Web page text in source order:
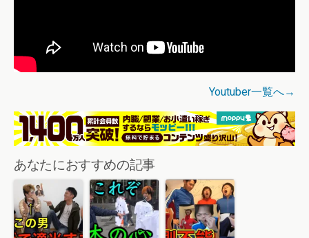
Youtuber一覧へ→
あなたにおすすめの記事